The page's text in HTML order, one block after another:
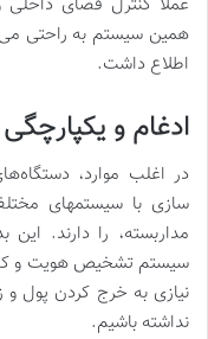
همین سیستم به راحتی
اطلاع داشت.
ادغام و
در اغلب موارد،
سازی با سیستمهای
مداربسته، را دارند.
سیستم تشخیص هویت و
نیازی به خرج کردن پول
نداشته باشیم.